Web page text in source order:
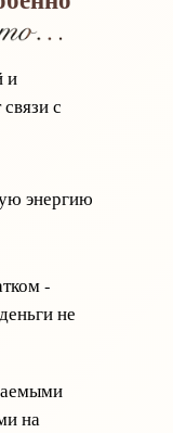
энергию
и
с
-
не
на